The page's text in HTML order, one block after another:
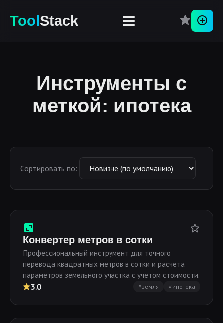
ToolStack
Инструменты с
меткой: ипотека
Сортировать по:
Конвертер метров в сотки
Профессиональный инструмент для точного
перевода квадратных метров в сотки и расчета
параметров земельного участка с учетом стоимости.
3.0 #земля #ипотека